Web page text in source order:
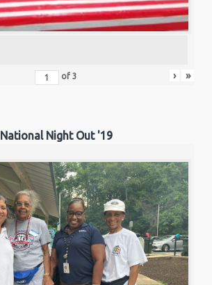
of3 › »
National Night Out '19